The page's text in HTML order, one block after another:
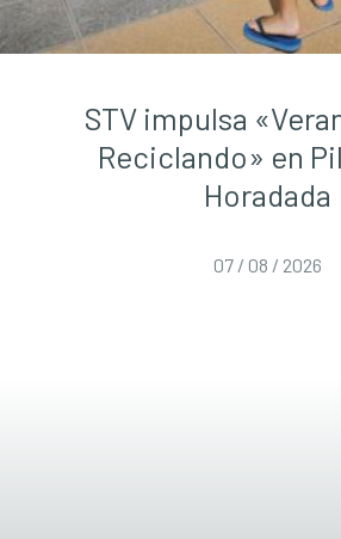
STV impulsa
Reciclando» en
Horadada
07 / 08 / 2026